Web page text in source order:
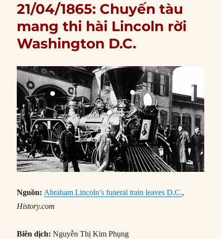
21/04/1865: Chuyến tàu
mang thi hài Lincoln rời
Washington D.C.
Nguồn: Abraham Lincoln’s funeral train leaves D.C.,
History.com
Biên dịch: Nguyễn Thị Kim Phụng